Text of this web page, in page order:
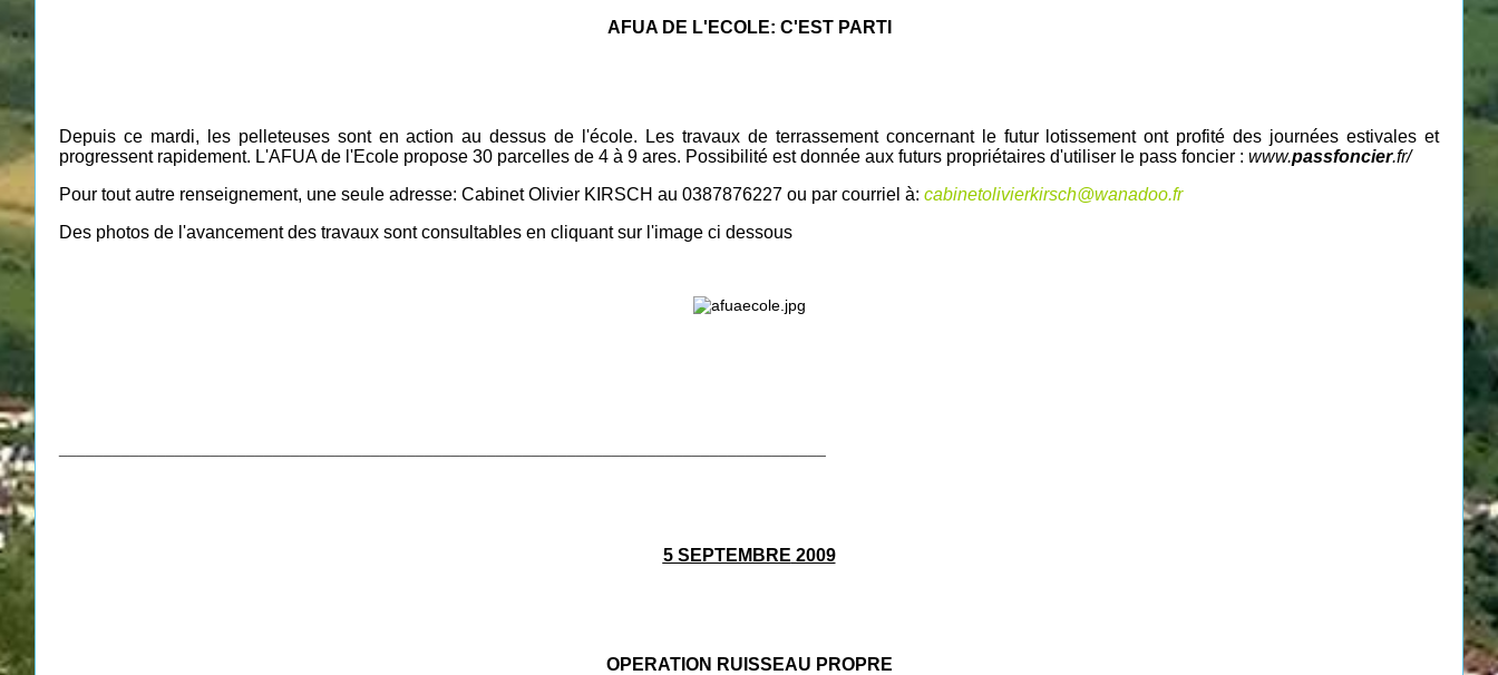
AFUA DE L'ECOLE: C'EST PARTI
Depuis ce mardi, les pelleteuses sont en action au dessus de l'école. Les travaux de terrassement concernant le futur lotissement ont profité des journées estivales et
progressent rapidement. L'AFUA de l'Ecole propose 30 parcelles de 4 à 9 ares. Possibilité est donnée aux futurs propriétaires d'utiliser le pass foncier : www.passfoncier.fr/
Pour tout autre renseignement, une seule adresse: Cabinet Olivier KIRSCH au 0387876227 ou par courriel à: cabinetolivierkirsch@wanadoo.fr
Des photos de l'avancement des travaux sont consultables en cliquant sur l'image ci dessous
5 SEPTEMBRE 2009
OPERATION RUISSEAU PROPRE